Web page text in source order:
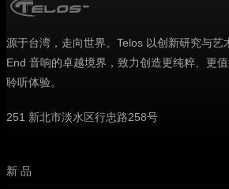
源于台湾，走向世界。Telos 以创新研究与艺
End 音响的卓越境界，致力创造更纯粹、更
聆听体验。
251 新北市淡水区行忠路258号
新品